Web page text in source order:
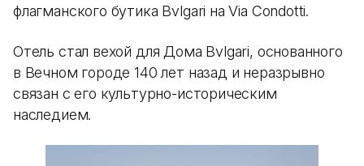
флагманского бутика Bvlgari на Via Condotti.
Отель стал вехой для Дома Bvlgari, основанного
в Вечном городе 140 лет назад и неразрывно
связан с его культурно-историческим
наследием.